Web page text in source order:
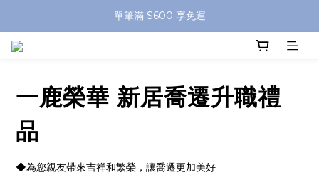
單筆滿 $600 享免運
一鹿榮華 新居喬遷升職禮
品
◆為您親友帶來吉祥和繁榮，讓喬遷更加美好